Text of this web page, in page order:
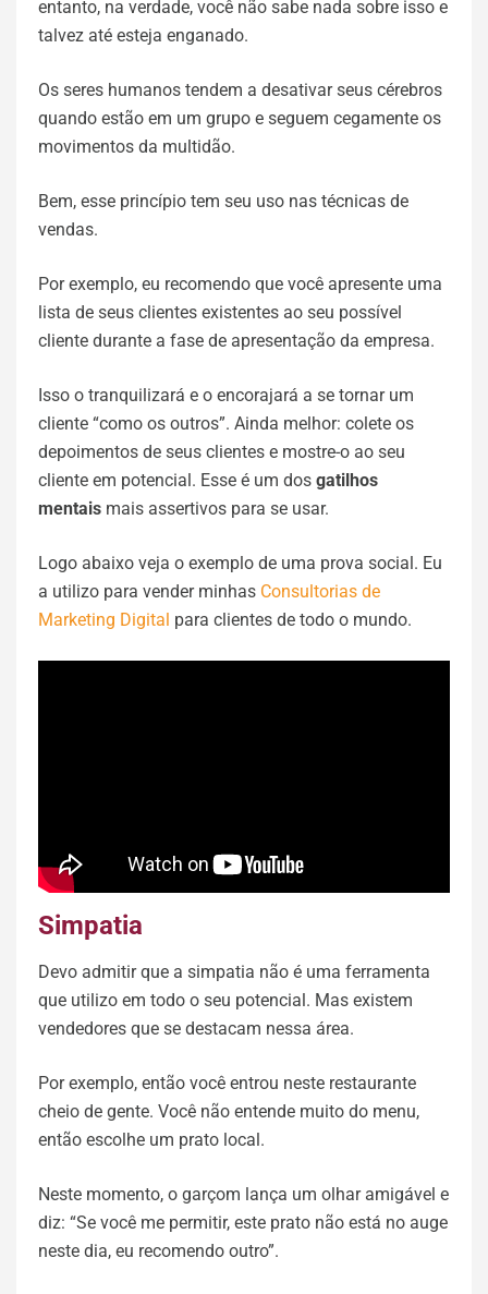
entanto, na verdade, você não sabe nada sobre isso e
talvez até esteja enganado.
Os seres humanos tendem a desativar seus cérebros
quando estão em um grupo e seguem cegamente os
movimentos da multidão.
Bem, esse princípio tem seu uso nas técnicas de
vendas.
Por exemplo, eu recomendo que você apresente uma
lista de seus clientes existentes ao seu possível
cliente durante a fase de apresentação da empresa.
Isso o tranquilizará e o encorajará a se tornar um
cliente “como os outros”. Ainda melhor: colete os
depoimentos de seus clientes e mostre-o ao seu
cliente em potencial. Esse é um dos gatilhos
mentais mais assertivos para se usar.
Logo abaixo veja o exemplo de uma prova social. Eu
a utilizo para vender minhas Consultorias de
Marketing Digital para clientes de todo o mundo.
Simpatia
Devo admitir que a simpatia não é uma ferramenta
que utilizo em todo o seu potencial. Mas existem
vendedores que se destacam nessa área.
Por exemplo, então você entrou neste restaurante
cheio de gente. Você não entende muito do menu,
então escolhe um prato local.
Neste momento, o garçom lança um olhar amigável e
diz: “Se você me permitir, este prato não está no auge
neste dia, eu recomendo outro”.